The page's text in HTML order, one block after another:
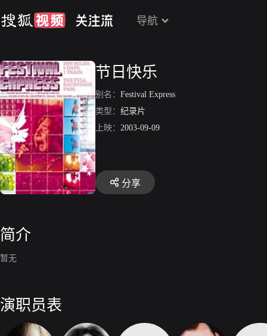
导航
节日快乐
别名： Festival Express
类型： 纪录片
上映： 2003-09-09
分享
简介
暂无
演职员表